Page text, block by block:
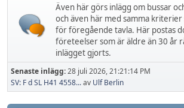
Även här görs inlägg om bussar
och även här med samma
för föregående tavla. Här postas
företeelser som är äldre än 30 år
inlägget gjorts.
Senaste inlägg:28 juli 2026, 21:21:14 PM
SV: F d SL H41 4558...av Ulf Berlin